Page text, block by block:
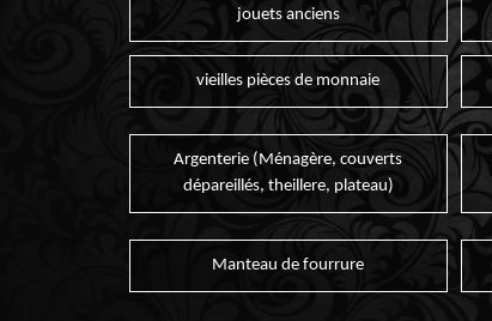
jouets anciens
vieilles pièces de monnaie
Argenterie (Ménagère, couverts
dépareillés, theillere, plateau)
Manteau de fourrure